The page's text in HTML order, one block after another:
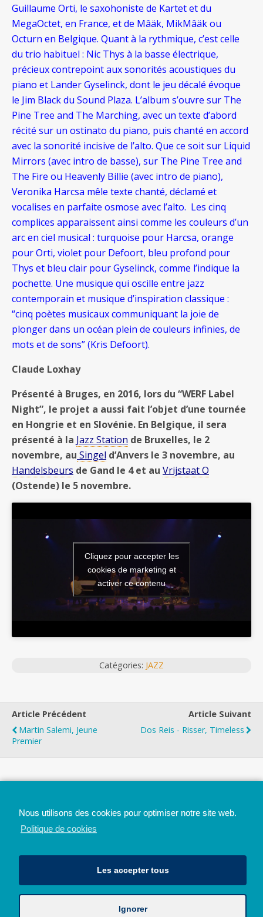
Guillaume Orti, le saxohoniste de Kartet et du
MegaOctet, en France, et de Mâäk, MikMâäk ou
Octurn en Belgique. Quant à la rythmique, c’est celle
du trio habituel : Nic Thys à la basse électrique,
précieux contrepoint aux sonorités acoustiques du
piano et Lander Gyselinck, dont le jeu décalé évoque
le Jim Black du Sound Plaza. L’album s’ouvre sur The
Pine Tree and The Marching, avec un texte d’abord
récité sur un ostinato du piano, puis chanté en accord
avec la sonorité incisive de l’alto. Que ce soit sur Liquid
Mirrors (avec intro de basse), sur The Pine Tree and
The Fire ou Heavenly Billie (avec intro de piano),
Veronika Harcsa mêle texte chanté, déclamé et
vocalises en parfaite osmose avec l’alto. Les cinq
complices apparaissent ainsi comme les couleurs d’un
arc en ciel musical : turquoise pour Harcsa, orange
pour Orti, violet pour Defoort, bleu profond pour
Thys et bleu clair pour Gyselinck, comme l’indique la
pochette. Une musique qui oscille entre jazz
contemporain et musique d’inspiration classique :
“cinq poètes musicaux communiquant la joie de
plonger dans un océan plein de couleurs infinies, de
mots et de sons” (Kris Defoort).
Claude Loxhay
Présenté à Bruges, en 2016, lors du “WERF Label
Night”, le projet a aussi fait l’objet d’une tournée
en Hongrie et en Slovénie. En Belgique, il sera
présenté à la Jazz Station de Bruxelles, le 2
novembre, au Singel d’Anvers le 3 novembre, au
Handelsbeurs de Gand le 4 et au Vrijstaat O
(Ostende) le 5 novembre.
Cliquez pour accepter les
cookies de marketing et
activer ce contenu
Catégories: JAZZ
Article Précédent
Martin Salemi, Jeune
Premier
Article Suivant
Dos Reis - Risser, Timeless
Nous utilisons des cookies pour optimiser notre site web.
Politique de cookies
Les accepter tous
Ignorer